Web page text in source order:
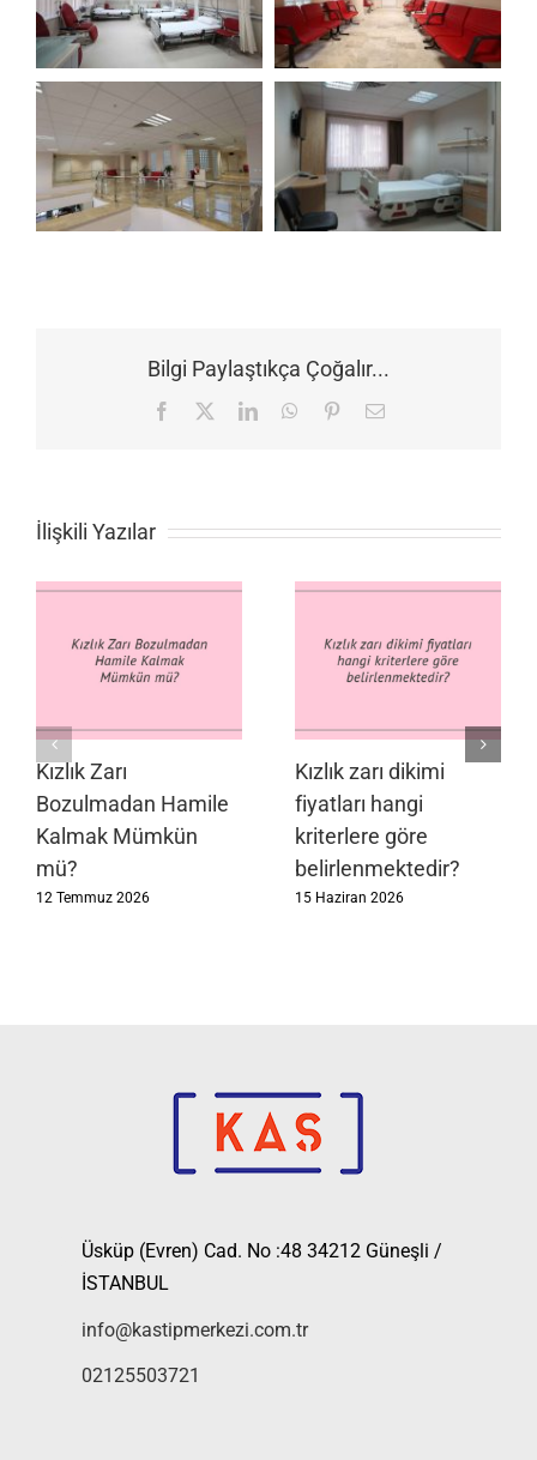
Bilgi Paylaştıkça Çoğalır...
Facebook LinkedInWhatsApp
Pinterest
E-
İlişkili Yazılar
Kızlık Zarı
Bozulmadan Hamile
Kalmak Mümkün
mü?
12 Temmuz 2026
Kızlık zarı dikimi
fiyatları hangi
kriterlere göre
belirlenmektedir?
15 Haziran 2026
Üsküp (Evren) Cad. No :48 34212 Güneşli /
İSTANBUL
info@kastipmerkezi.com.tr
02125503721